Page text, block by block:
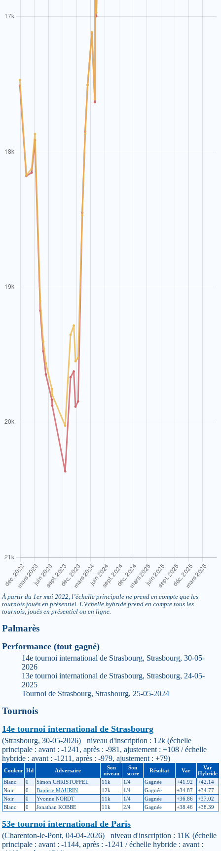
À partir du 1er mai 2022, l’échelle principale ne prend en compte que les
tournois joués en présentiel. L’échelle hybride prend en compte tous les
tournois, joués en présentiel ou en ligne.
Palmarès
Performance (tout gagné)
14e tournoi international de Strasbourg, Strasbourg, 30-05-
2026
13e tournoi international de Strasbourg, Strasbourg, 24-05-
2025
Tournoi de Strasbourg, Strasbourg, 25-05-2024
Tournois
14e tournoi international de Strasbourg
(Strasbourg, 30-05-2026) niveau d'inscription : 12k (échelle
principale : avant : -1241, après : -981, ajustement : +108 / échelle
hybride : avant : -1211, après : -979, ajustement : +79)
Couleur Hd Adversaire
Son
niveau
Son
score
Résultat Var
Var
Hybride
Blanc
0 Simon CHRISTOFFEL 11k 1/4 Gagnée +41.92
+42.14
Noir
0 Baptiste MAURIN 12k 1/4 Gagnée +34.87
+34.77
Noir
0 Yvonne NORDT 11k 1/4 Gagnée +36.86
+37.02
Blanc
0 Jonathan KOBBE 11k 2/4 Gagnée +38.46 +38.39
53e tournoi international de Paris
(Charenton-le-Pont, 04-04-2026) niveau d'inscription : 11K (échelle
principale : avant : -1144, après : -1241 / échelle hybride : avant :